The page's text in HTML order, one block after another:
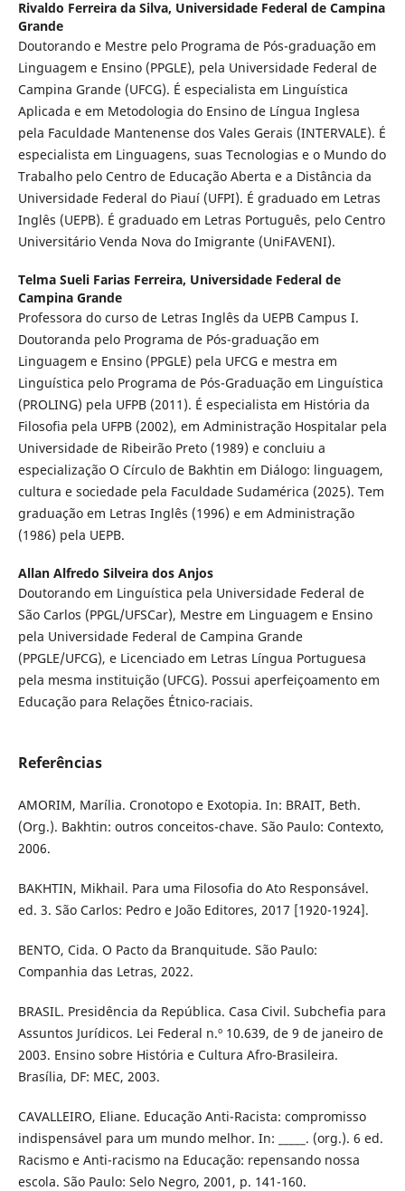
Rivaldo Ferreira da Silva, Universidade Federal de Campina
Grande
Doutorando e Mestre pelo Programa de Pós-graduação em
Linguagem e Ensino (PPGLE), pela Universidade Federal de
Campina Grande (UFCG). É especialista em Linguística
Aplicada e em Metodologia do Ensino de Língua Inglesa
pela Faculdade Mantenense dos Vales Gerais (INTERVALE). É
especialista em Linguagens, suas Tecnologias e o Mundo do
Trabalho pelo Centro de Educação Aberta e a Distância da
Universidade Federal do Piauí (UFPI). É graduado em Letras
Inglês (UEPB). É graduado em Letras Português, pelo Centro
Universitário Venda Nova do Imigrante (UniFAVENI).
Telma Sueli Farias Ferreira, Universidade Federal de
Campina Grande
Professora do curso de Letras Inglês da UEPB Campus I.
Doutoranda pelo Programa de Pós-graduação em
Linguagem e Ensino (PPGLE) pela UFCG e mestra em
Linguística pelo Programa de Pós-Graduação em Linguística
(PROLING) pela UFPB (2011). É especialista em História da
Filosofia pela UFPB (2002), em Administração Hospitalar pela
Universidade de Ribeirão Preto (1989) e concluiu a
especialização O Círculo de Bakhtin em Diálogo: linguagem,
cultura e sociedade pela Faculdade Sudamérica (2025). Tem
graduação em Letras Inglês (1996) e em Administração
(1986) pela UEPB.
Allan Alfredo Silveira dos Anjos
Doutorando em Linguística pela Universidade Federal de
São Carlos (PPGL/UFSCar), Mestre em Linguagem e Ensino
pela Universidade Federal de Campina Grande
(PPGLE/UFCG), e Licenciado em Letras Língua Portuguesa
pela mesma instituição (UFCG). Possui aperfeiçoamento em
Educação para Relações Étnico-raciais.
Referências
AMORIM, Marília. Cronotopo e Exotopia. In: BRAIT, Beth.
(Org.). Bakhtin: outros conceitos-chave. São Paulo: Contexto,
2006.
BAKHTIN, Mikhail. Para uma Filosofia do Ato Responsável.
ed. 3. São Carlos: Pedro e João Editores, 2017 [1920-1924].
BENTO, Cida. O Pacto da Branquitude. São Paulo:
Companhia das Letras, 2022.
BRASIL. Presidência da República. Casa Civil. Subchefia para
Assuntos Jurídicos. Lei Federal n.º 10.639, de 9 de janeiro de
2003. Ensino sobre História e Cultura Afro-Brasileira.
Brasília, DF: MEC, 2003.
CAVALLEIRO, Eliane. Educação Anti-Racista: compromisso
indispensável para um mundo melhor. In: _____. (org.). 6 ed.
Racismo e Anti-racismo na Educação: repensando nossa
escola. São Paulo: Selo Negro, 2001, p. 141-160.